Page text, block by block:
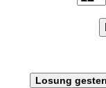
Losung